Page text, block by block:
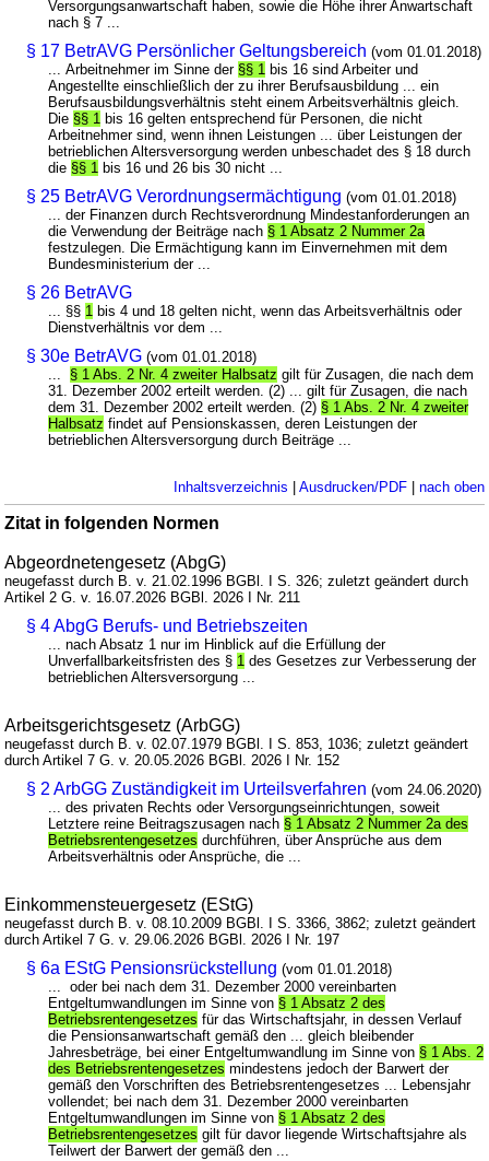
Versorgungsanwartschaft haben, sowie die Höhe ihrer Anwartschaft
nach § 7 ...
§ 17 BetrAVG Persönlicher Geltungsbereich (vom 01.01.2018)
... Arbeitnehmer im Sinne der §§ 1 bis 16 sind Arbeiter und
Angestellte einschließlich der zu ihrer Berufsausbildung ... ein
Berufsausbildungsverhältnis steht einem Arbeitsverhältnis gleich.
Die §§ 1 bis 16 gelten entsprechend für Personen, die nicht
Arbeitnehmer sind, wenn ihnen Leistungen ... über Leistungen der
betrieblichen Altersversorgung werden unbeschadet des § 18 durch
die §§ 1 bis 16 und 26 bis 30 nicht ...
§ 25 BetrAVG Verordnungsermächtigung (vom 01.01.2018)
... der Finanzen durch Rechtsverordnung Mindestanforderungen an
die Verwendung der Beiträge nach § 1 Absatz 2 Nummer 2a
festzulegen. Die Ermächtigung kann im Einvernehmen mit dem
Bundesministerium der ...
§ 26 BetrAVG
... §§ 1 bis 4 und 18 gelten nicht, wenn das Arbeitsverhältnis oder
Dienstverhältnis vor dem ...
§ 30e BetrAVG (vom 01.01.2018)
... § 1 Abs. 2 Nr. 4 zweiter Halbsatz gilt für Zusagen, die nach dem
31. Dezember 2002 erteilt werden. (2) ... gilt für Zusagen, die nach
dem 31. Dezember 2002 erteilt werden. (2) § 1 Abs. 2 Nr. 4 zweiter
Halbsatz findet auf Pensionskassen, deren Leistungen der
betrieblichen Altersversorgung durch Beiträge ...
Inhaltsverzeichnis Ausdrucken/PDF| nach oben
Zitat in folgenden Normen
Abgeordnetengesetz (AbgG)
neugefasst durch B. v. 21.02.1996 BGBl. I S. 326; zuletzt geändert durch
Artikel 2 G. v. 16.07.2026 BGBl. 2026 I Nr. 211
§ 4 AbgG Berufs- und Betriebszeiten
... nach Absatz 1 nur im Hinblick auf die Erfüllung der
Unverfallbarkeitsfristen des § 1 des Gesetzes zur Verbesserung der
betrieblichen Altersversorgung ...
Arbeitsgerichtsgesetz (ArbGG)
neugefasst durch B. v. 02.07.1979 BGBl. I S. 853, 1036; zuletzt geändert
durch Artikel 7 G. v. 20.05.2026 BGBl. 2026 I Nr. 152
§ 2 ArbGG Zuständigkeit im Urteilsverfahren (vom 24.06.2020)
... des privaten Rechts oder Versorgungseinrichtungen, soweit
Letztere reine Beitragszusagen nach § 1 Absatz 2 Nummer 2a des
Betriebsrentengesetzes durchführen, über Ansprüche aus dem
Arbeitsverhältnis oder Ansprüche, die ...
Einkommensteuergesetz (EStG)
neugefasst durch B. v. 08.10.2009 BGBl. I S. 3366, 3862; zuletzt geändert
durch Artikel 7 G. v. 29.06.2026 BGBl. 2026 I Nr. 197
§ 6a EStG Pensionsrückstellung (vom 01.01.2018)
... oder bei nach dem 31. Dezember 2000 vereinbarten
Entgeltumwandlungen im Sinne von § 1 Absatz 2 des
Betriebsrentengesetzes für das Wirtschaftsjahr, in dessen Verlauf
die Pensionsanwartschaft gemäß den ... gleich bleibender
Jahresbeträge, bei einer Entgeltumwandlung im Sinne von § 1 Abs. 2
des Betriebsrentengesetzes mindestens jedoch der Barwert der
gemäß den Vorschriften des Betriebsrentengesetzes ... Lebensjahr
vollendet; bei nach dem 31. Dezember 2000 vereinbarten
Entgeltumwandlungen im Sinne von § 1 Absatz 2 des
Betriebsrentengesetzes gilt für davor liegende Wirtschaftsjahre als
Teilwert der Barwert der gemäß den ...